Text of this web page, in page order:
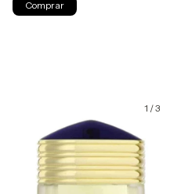
Comprar
1 /3